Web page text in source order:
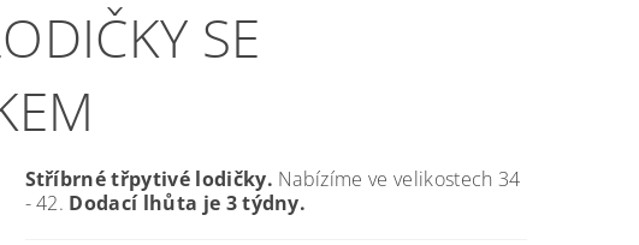
SE
Stříbrné třpytivé lodičky. Nabízíme ve velikostech 34
- 42. Dodací lhůta je 3 týdny.